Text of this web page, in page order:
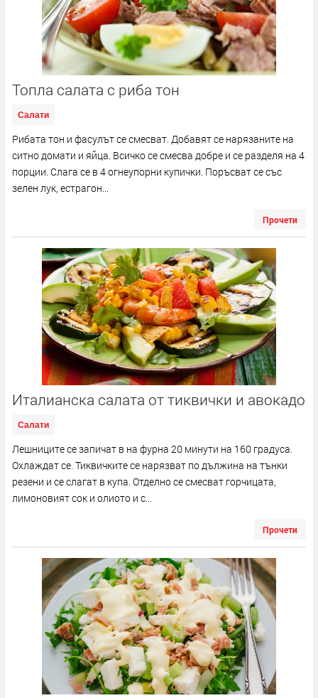
Топла салата с риба тон
Салати
Рибата тон и фасулът се смесват. Добавят се нарязаните на
ситно домати и яйца. Всичко се смесва добре и се разделя на 4
порции. Слага се в 4 огнеупорни купички. Поръсват се със
зелен лук, естрагон...
Прочети
Италианска салата от тиквички и авокадо
Салати
Лешниците се запичат в на фурна 20 минути на 160 градуса.
Охлаждат се. Тиквичките се нарязват по дължина на тънки
резени и се слагат в купа. Отделно се смесват горчицата,
лимоновият сок и олиото и с...
Прочети